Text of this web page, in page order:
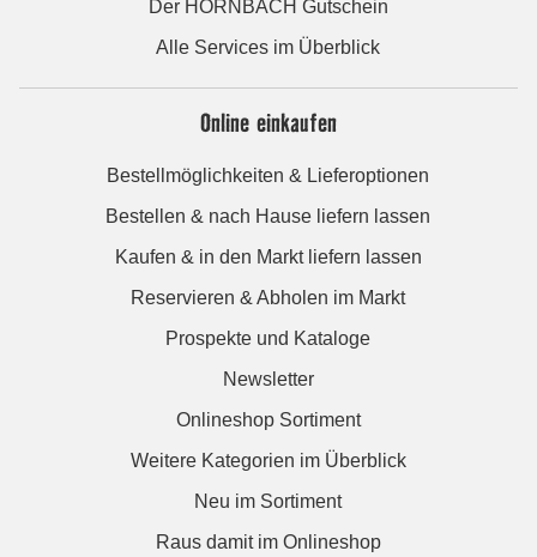
Der HORNBACH Gutschein
Alle Services im Überblick
Online einkaufen
Bestellmöglichkeiten & Lieferoptionen
Bestellen & nach Hause liefern lassen
Kaufen & in den Markt liefern lassen
Reservieren & Abholen im Markt
Prospekte und Kataloge
Newsletter
Onlineshop Sortiment
Weitere Kategorien im Überblick
Neu im Sortiment
Raus damit im Onlineshop